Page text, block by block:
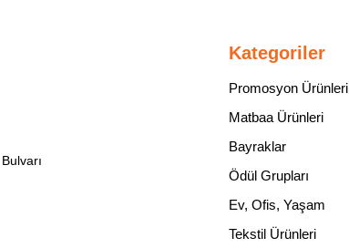
Kategoriler
Promosyon Ürünleri
Matbaa Ürünleri
Bayraklar
Ödül Grupları
Ev, Ofis, Yaşam
Tekstil Ürünleri